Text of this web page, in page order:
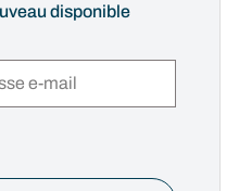
disponible